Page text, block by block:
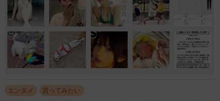
エンタメ 買ってみたい